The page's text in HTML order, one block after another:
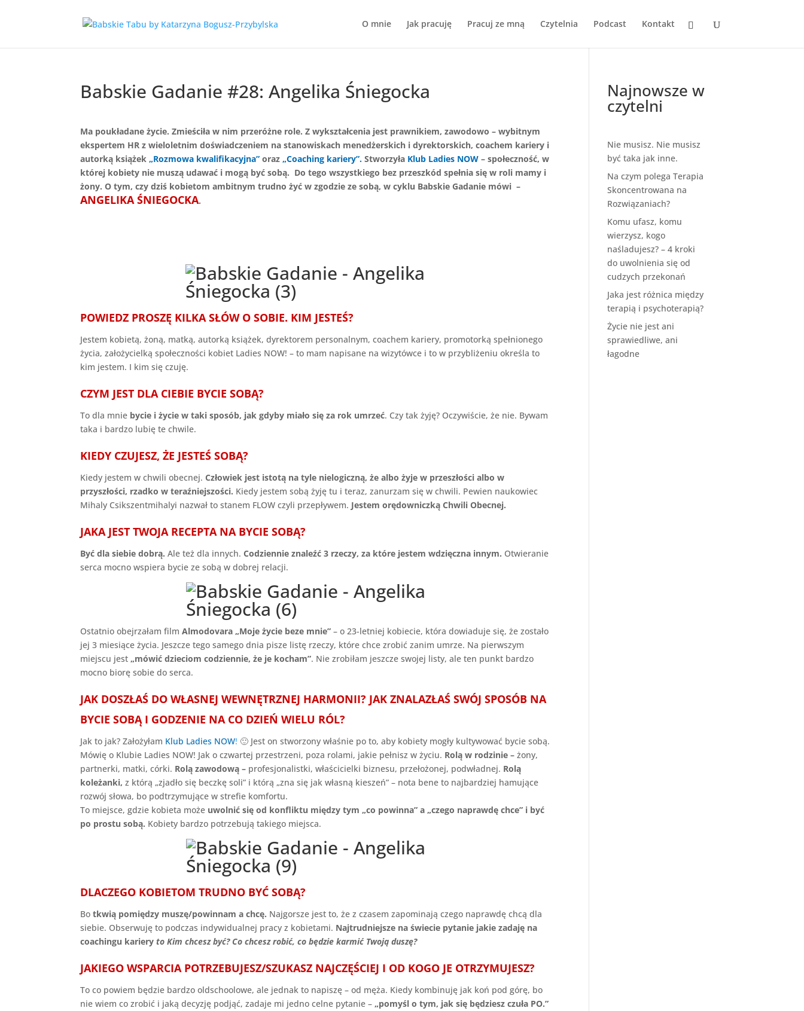
O mnie Jak pracuję Pracuj ze mną Czytelnia Podcast Kontakt
Babskie Gadanie #28: Angelika Śniegocka
Ma poukładane życie. Zmieściła w nim przeróżne role. Z wykształcenia jest prawnikiem, zawodowo – wybitnym
ekspertem HR z wieloletnim doświadczeniem na stanowiskach menedżerskich i dyrektorskich, coachem kariery i
autorką książek„Rozmowa kwalifikacyjna” oraz„Coaching kariery”. Stworzyła Klub Ladies NOW – społeczność, w
której kobiety nie muszą udawać i mogą być sobą. Do tego wszystkiego bez przeszkód spełnia się w roli mamy i
żony. O tym, czy dziś kobietom ambitnym trudno żyć w zgodzie ze sobą, w cyklu Babskie Gadanie mówi –
ANGELIKA ŚNIEGOCKA.
POWIEDZ PROSZĘ KILKA SŁÓW O SOBIE. KIM JESTEŚ?
Jestem kobietą, żoną, matką, autorką książek, dyrektorem personalnym, coachem kariery, promotorką spełnionego
życia, założycielką społeczności kobiet Ladies NOW! – to mam napisane na wizytówce i to w przybliżeniu określa to
kim jestem. I kim się czuję.
CZYM JEST DLA CIEBIE BYCIE SOBĄ?
To dla mnie bycie i życie w taki sposób, jak gdyby miało się za rok umrzeć. Czy tak żyję? Oczywiście, że nie. Bywam
taka i bardzo lubię te chwile.
KIEDY CZUJESZ, ŻE JESTEŚ SOBĄ?
Kiedy jestem w chwili obecnej. Człowiek jest istotą na tyle nielogiczną, że albo żyje w przeszłości albo w
przyszłości, rzadko w teraźniejszości. Kiedy jestem sobą żyję tu i teraz, zanurzam się w chwili. Pewien naukowiec
Mihaly Csikszentmihalyi nazwał to stanem FLOW czyli przepływem. Jestem orędowniczką Chwili Obecnej.
JAKA JEST TWOJA RECEPTA NA BYCIE SOBĄ?
Być dla siebie dobrą. Ale też dla innych.Codziennie znaleźć 3 rzeczy, za które jestem wdzięczna innym. Otwieranie
serca mocno wspiera bycie ze sobą w dobrej relacji.
Ostatnio obejrzałam film Almodovara „Moje życie beze mnie” – o 23-letniej kobiecie, która dowiaduje się, że zostało
jej 3 miesiące życia. Jeszcze tego samego dnia pisze listę rzeczy, które chce zrobić zanim umrze. Na pierwszym
miejscu jest „mówić dzieciom codziennie, że je kocham”. Nie zrobiłam jeszcze swojej listy, ale ten punkt bardzo
mocno biorę sobie do serca.
JAK DOSZŁAŚ DO WŁASNEJ WEWNĘTRZNEJ HARMONII? JAK ZNALAZŁAŚ SWÓJ SPOSÓB NA
BYCIE SOBĄ I GODZENIE NA CO DZIEŃ WIELU RÓL?
Jak to jak? Założyłam Klub Ladies NOW! 🙂 Jest on stworzony właśnie po to, aby kobiety mogły kultywować bycie sobą.
Mówię o Klubie Ladies NOW! Jak o czwartej przestrzeni, poza rolami, jakie pełnisz w życiu. Rolą w rodzinie –żony,
partnerki, matki, córki. Rolą zawodową – profesjonalistki, właścicielki biznesu, przełożonej, podwładnej. Rolą
koleżanki,z którą „zjadło się beczkę soli” i którą „zna się jak własną kieszeń” – nota bene to najbardziej hamujące
rozwój słowa, bo podtrzymujące w strefie komfortu.
To miejsce, gdzie kobieta może uwolnić się od konfliktu między tym „co powinna” a „czego naprawdę chce” i być
po prostu sobą. Kobiety bardzo potrzebują takiego miejsca.
DLACZEGO KOBIETOM TRUDNO BYĆ SOBĄ?
Botkwią pomiędzy muszę/powinnam a chcę. Najgorsze jest to, że z czasem zapominają czego naprawdę chcą dla
siebie. Obserwuję to podczas indywidualnej pracy z kobietami. Najtrudniejsze na świecie pytanie jakie zadaję na
coachingu karieryto Kim chcesz być? Co chcesz robić, co będzie karmić Twoją duszę?
JAKIEGO WSPARCIA POTRZEBUJESZ/SZUKASZ NAJCZĘŚCIEJ I OD KOGO JE OTRZYMUJESZ?
To co powiem będzie bardzo oldschoolowe, ale jednak to napiszę – od męża. Kiedy kombinuję jak koń pod górę, bo
nie wiem co zrobić i jaką decyzję podjąć, zadaje mi jedno celne pytanie –„pomyśl o tym, jak się będziesz czuła PO.”
Najnowsze w
czytelni
Nie musisz. Nie musisz
być taka jak inne.
Na czym polega Terapia
Skoncentrowana na
Rozwiązaniach?
Komu ufasz, komu
wierzysz, kogo
naśladujesz? – 4 kroki
do uwolnienia się od
cudzych przekonań
Jaka jest różnica między
terapią i psychoterapią?
Życie nie jest ani
sprawiedliwe, ani
łagodne